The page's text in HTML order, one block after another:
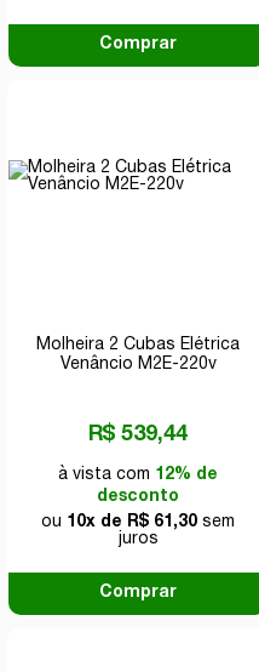
Comprar
Molheira 2 Cubas Elétrica
Venâncio M2E-220v
R$ 539,44
à vista com 12% de
desconto
ou 10x de R$ 61,30 sem
juros
Comprar